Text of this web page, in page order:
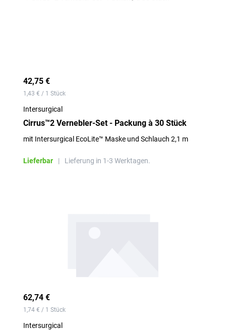
42,75 €
1,43 € / 1 Stück
Intersurgical
Cirrus™2 Vernebler-Set - Packung à 30 Stück
mit Intersurgical EcoLite™ Maske und Schlauch 2,1 m
Lieferbar | Lieferung in 1-3 Werktagen.
62,74 €
1,74 € / 1 Stück
Intersurgical